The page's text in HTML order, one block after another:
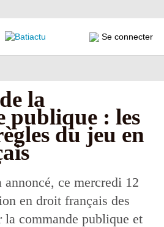
Se connecter
la
publique : les
du jeu en
ce mercredi 12
en droit français des
commande publique et